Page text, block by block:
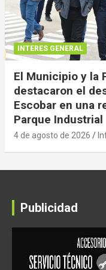
INTERES GENERAL
El Municipio y la
destacaron el
Escobar en una
Parque Industrial
4 de agosto de 2026
Publicidad